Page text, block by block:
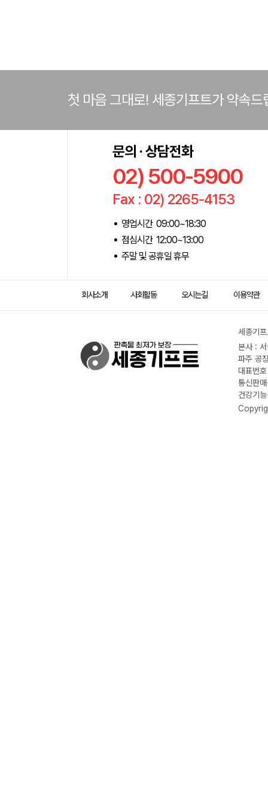
첫 마음 그대로! 세종기프트가 약속드
문의 · 상담전화
02) 500-5900
Fax : 02) 2265-4153
영업시간 09:00~18:30
점심시간 12:00~13:00
주말 및 공휴일 휴무
회사소개 사회활동 오시는길 이용약관
세종기
본사 :
파주 공
대표번
통신판
건강기